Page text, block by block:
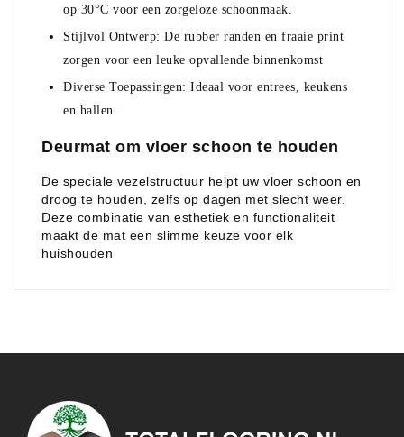
op 30°C voor een zorgeloze schoonmaak.
Stijlvol Ontwerp: De rubber randen en fraaie print
zorgen voor een leuke opvallende binnenkomst
Diverse Toepassingen: Ideaal voor entrees, keukens
en hallen.
Deurmat om vloer schoon te houden
De speciale vezelstructuur helpt uw vloer schoon en
droog te houden, zelfs op dagen met slecht weer.
Deze combinatie van esthetiek en functionaliteit
maakt de mat een slimme keuze voor elk
huishouden